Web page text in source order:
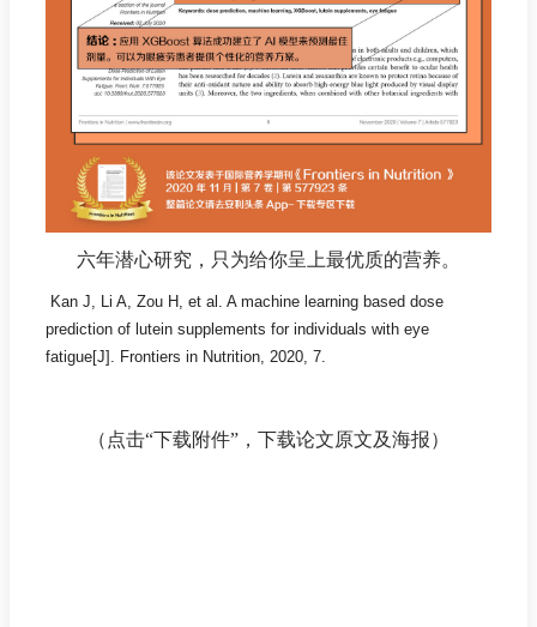
六年潜心研究，只为给你呈上最优质的营养。
Kan J, Li A, Zou H, et al. A machine learning based dose
prediction of lutein supplements for individuals with eye
fatigue[J]. Frontiers in Nutrition, 2020, 7.
（点击“下载附件”，下载论文原文及海报）